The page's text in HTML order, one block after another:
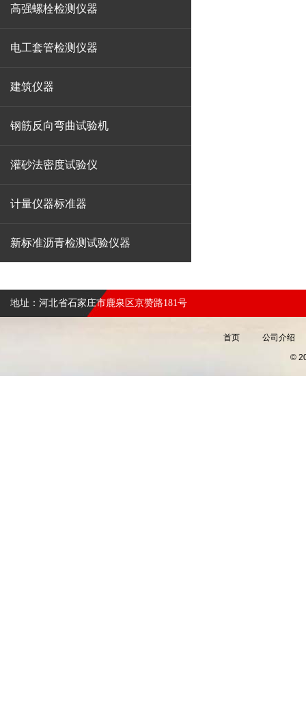
高强螺栓检测仪器
电工套管检测仪器
建筑仪器
钢筋反向弯曲试验机
灌砂法密度试验仪
计量仪器标准器
新标准沥青检测试验仪器
地址：河北省石家庄市鹿泉区京赞路181号
首页 公司介绍
©